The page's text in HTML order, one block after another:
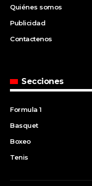
Quiénes somos
Publicidad
Contactenos
Secciones
Formula 1
Basquet
Boxeo
Tenis